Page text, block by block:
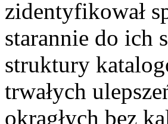
zidentyfikował
starannie do ich
struktury
trwałych
okrągłych bez